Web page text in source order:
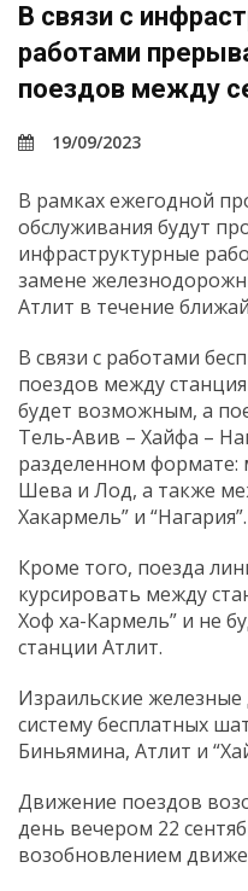
В связи с
работами
поездов между
19/09/2023
В рамках ежегодной
обслуживания будут
инфраструктурные
замене
Атлит в течение
В связи с работами
поездов между
будет возможным, а
Тель-Авив – Хайфа –
разделенном формате:
Шева и Лод, а также
Хакармель” и “Нагария”.
Кроме того, поезда
курсировать между
Хоф ха-Кармель” и не
станции Атлит.
Израильские железные
систему бесплатных
Биньямина, Атлит и
Движение поездов
день вечером 22
возобновлением